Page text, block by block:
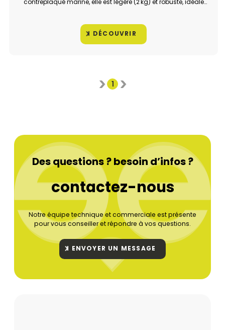
contreplaqué marine, elle est légère (2 kg) et robuste, idéale
DÉCOUVRIR
1
Des questions ? besoin d’infos ?
contactez-nous
Notre équipe technique et commerciale est présente
pour vous conseiller et répondre à vos questions.
ENVOYER UN MESSAGE